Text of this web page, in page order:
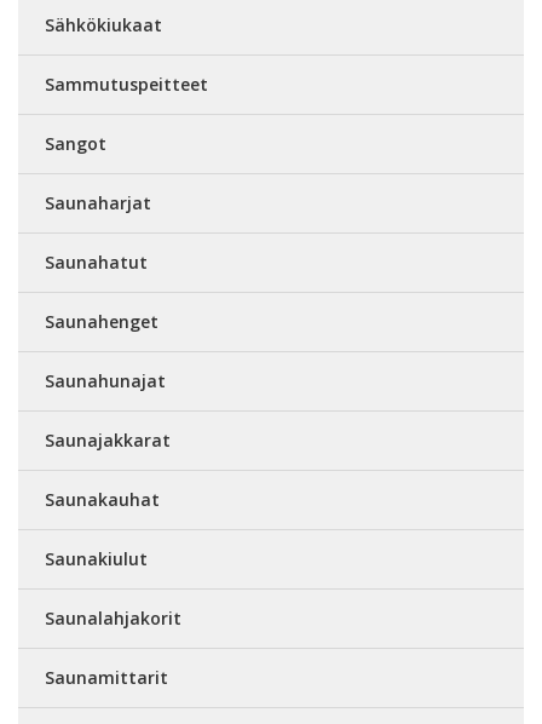
Sähkökiukaat
Sammutuspeitteet
Sangot
Saunaharjat
Saunahatut
Saunahenget
Saunahunajat
Saunajakkarat
Saunakauhat
Saunakiulut
Saunalahjakorit
Saunamittarit